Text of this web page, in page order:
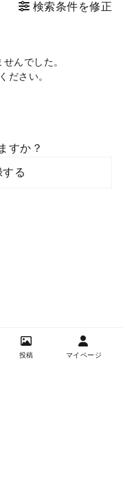
検索条件を修正
んでした。
ださい。
すか？
る
投稿 マイページ